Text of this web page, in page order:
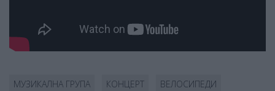
МУЗИКАЛНА ГРУПА КОНЦЕРТ ВЕЛОСИПЕДИ